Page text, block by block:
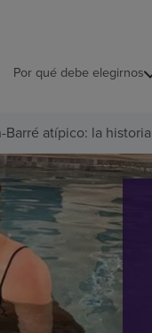
Por qué debe elegirnos
Barré atípico: la